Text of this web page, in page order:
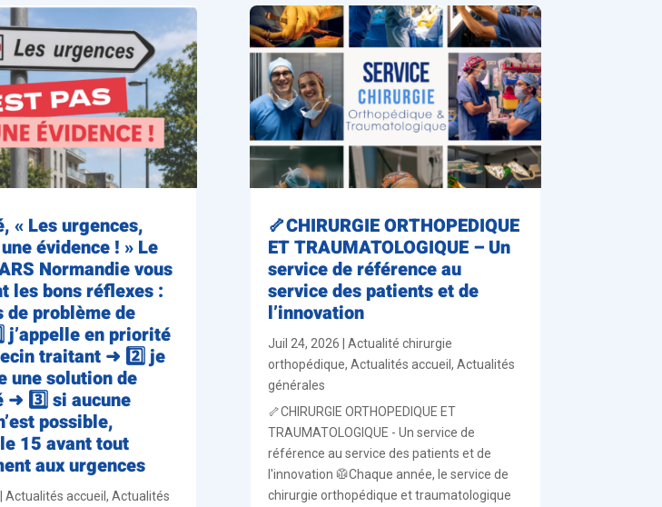
« Les urgences,
évidence ! » Le
Normandie vous
les bons réflexes :
de problème de
j’appelle en priorité
traitant ➜ 2️⃣ je
une solution de
➜ 3️⃣ si aucune
possible,
15 avant tout
aux urgences
| Actualités accueil, Actualités
🦴CHIRURGIE ORTHOPEDIQUE
ET TRAUMATOLOGIQUE – Un
service de référence au
service des patients et de
l’innovation
Juil 24, 2026 | Actualité chirurgie
orthopédique, Actualités accueil, Actualités
générales
🦴CHIRURGIE ORTHOPEDIQUE ET
TRAUMATOLOGIQUE - Un service de
référence au service des patients et de
l'innovation 🥼Chaque année, le service de
chirurgie orthopédique et traumatologique